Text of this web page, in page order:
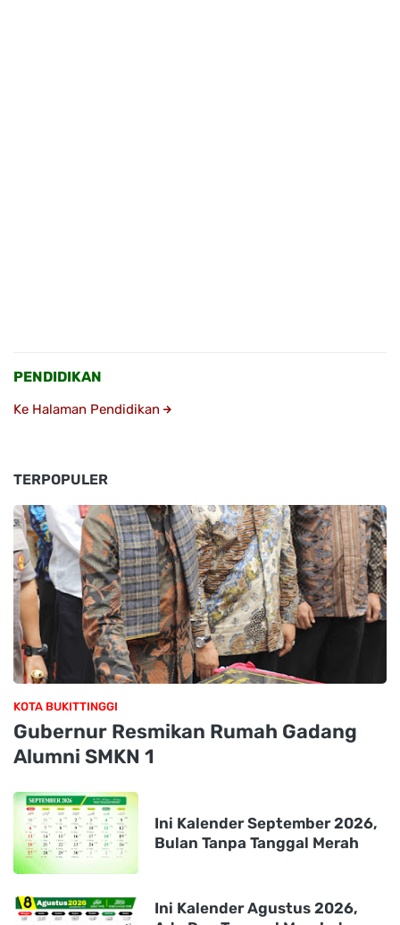
PENDIDIKAN
Ke Halaman Pendidikan
TERPOPULER
KOTA BUKITTINGGI
Gubernur Resmikan Rumah Gadang
Alumni SMKN 1
Ini Kalender September 2026,
Bulan Tanpa Tanggal Merah
Ini Kalender Agustus 2026,